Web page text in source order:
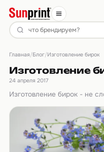
Главная/Блог/Изготовление бирок
Изготовление
24 апреля 2017
Изготовление бирок - не